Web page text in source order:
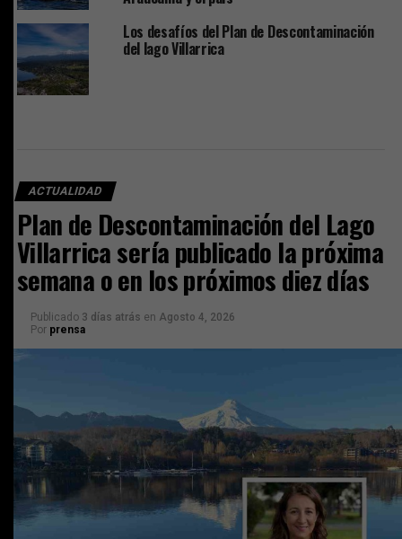
Los desafíos del Plan de Descontaminación
del lago Villarrica
ACTUALIDAD
Plan de Descontaminación del Lago
Villarrica sería publicado la próxima
semana o en los próximos diez días
Publicado 3 días atrás en Agosto 4, 2026
Por prensa